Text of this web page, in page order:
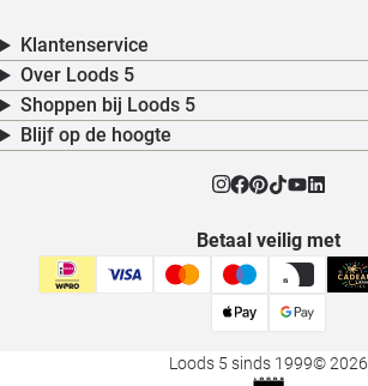
Klantenservice
Over Loods 5
Shoppen bij Loods 5
Blijf op de hoogte
Betaal veilig met
Loods 5 sinds 1999© 2026